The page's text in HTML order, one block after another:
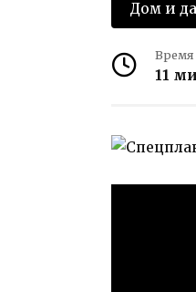
Дом и
Время
11